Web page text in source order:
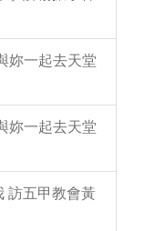
妳一起去天堂
妳一起去天堂
訪五甲教會黃